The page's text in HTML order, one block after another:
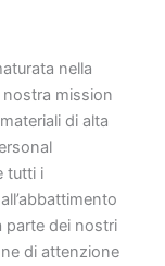
nella
mission
di alta
tutti i
parte dei nostri
di attenzione